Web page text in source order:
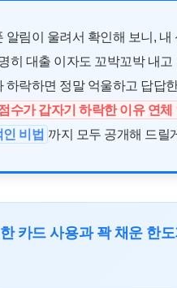
알림이 울려서 확인해 보니,
히 대출 이자도 꼬박꼬박 내
하락하면 정말 억울하고 답답
수가 갑자기 하락한 이유 연체
비법 까지 모두 공개해 드릴
카드 사용과 꽉 채운 한